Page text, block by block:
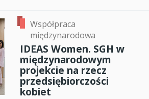
Współpraca
międzynarodowa
IDEAS Women. SGH w
międzynarodowym
projekcie na rzecz
przedsiębiorczości
kobiet